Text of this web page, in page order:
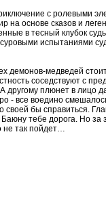
с ролевыми
на основе сказов и
в тесный клубок
испытаниями
демонов-медведей
соседствуют с
другому плюнет в лицо
- все воедино
бы справиться.
тебе дорога. Но за
не так пойдет…